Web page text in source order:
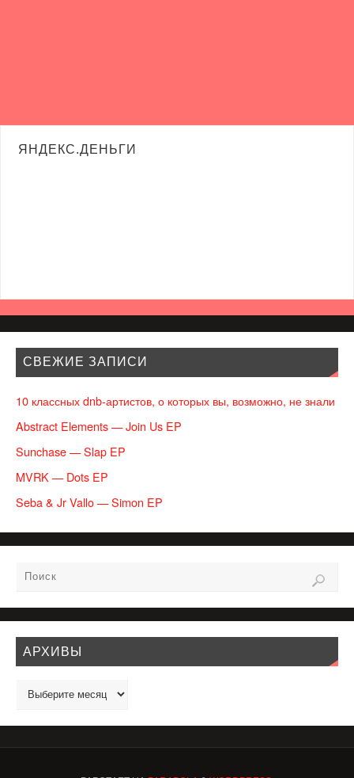
ЯНДЕКС.ДЕНЬГИ
СВЕЖИЕ ЗАПИСИ
10 классных dnb-артистов, о которых вы, возможно, не знали
Abstract Elements — Join Us EP
Sunchase — Slap EP
MVRK — Dots EP
Seba & Jr Vallo — Simon EP
АРХИВЫ